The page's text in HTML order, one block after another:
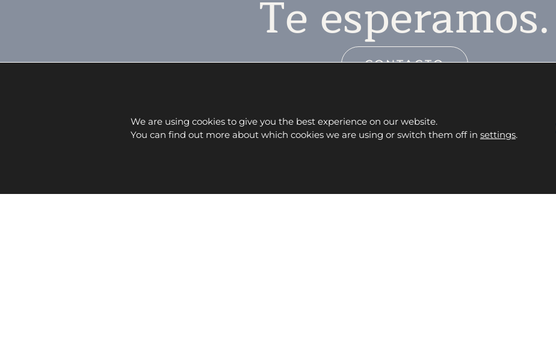
Te esperamos.
CONTACTO
Facebook Instagram
WhatsApp
We are using cookies to give you the best experience on our website.
You can find out more about which cookies we are using or switch them off in settings.